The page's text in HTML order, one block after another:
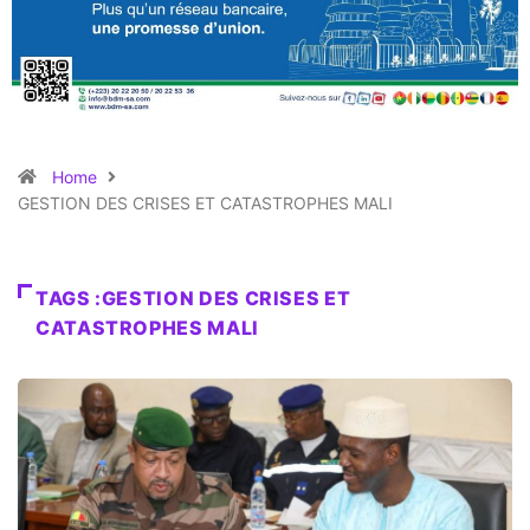
Home
GESTION DES CRISES ET CATASTROPHES MALI
TAGS :GESTION DES CRISES ET
CATASTROPHES MALI